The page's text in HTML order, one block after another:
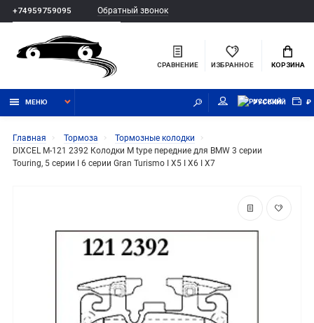
+74959759095 Обратный звонок
СРАВНЕНИЕ ИЗБРАННОЕ КОРЗИНА
МЕНЮ РУССКИЙ ₽
Главная Тормоза
Тормозные колодки
DIXCEL M-121 2392 Колодки M type передние для BMW 3 серии
Touring, 5 серии I 6 серии Gran Turismo I X5 I X6 I X7